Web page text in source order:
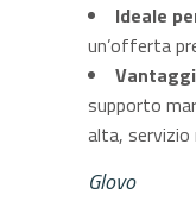
Ideale
un’offerta
supporto
alta, servizio
Glovo